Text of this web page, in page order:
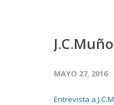
MAYO 27, 2016
Entrevista a